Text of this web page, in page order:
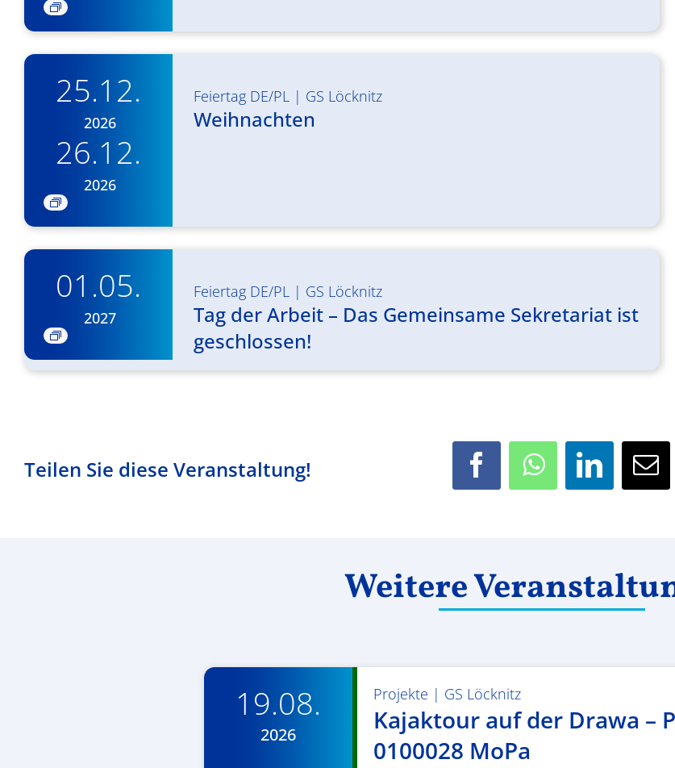
25.12.
2026
26.12.
2026
Feiertag DE/PL | GS Löcknitz
Weihnachten
01.05.
2027
Feiertag DE/PL | GS Löcknitz
Tag der Arbeit – Das Gemeinsame Sekretariat ist
geschlossen!
Teilen Sie diese Veranstaltung! Facebook WhatsApp LinkedIn
E-
Weitere
19.08.
2026
Projekte | GS Löcknitz
Kajaktour auf der Drawa –
0100028 MoPa